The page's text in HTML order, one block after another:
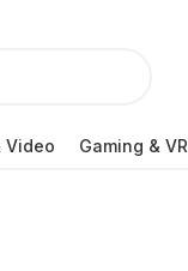
Video Gaming & VR